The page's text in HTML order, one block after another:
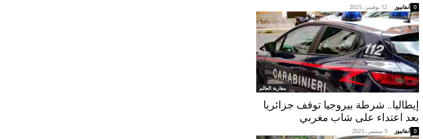
آنفانيوز - 12 نوفمبر، 2025 0
مغاربة العالم
إيطاليا.. شرطة بيروجيا توقف جزائريا
بعد اعتداء على شاب مغربي
آنفانيوز - 5 سبتمبر، 2025 0